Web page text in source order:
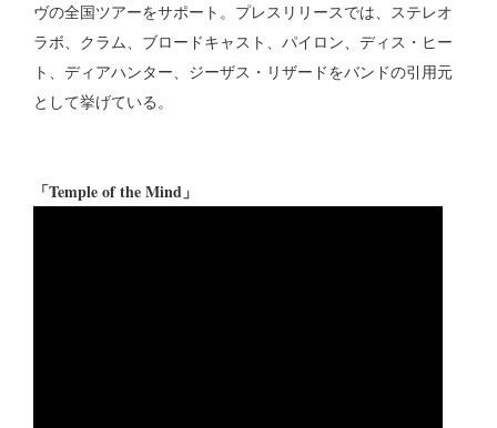
ヴの全国ツアーをサポート。プレスリリースでは、ステレオ
ラボ、クラム、ブロードキャスト、パイロン、ディス・ヒー
ト、ディアハンター、ジーザス・リザードをバンドの引用元
として挙げている。
「Temple of the Mind」